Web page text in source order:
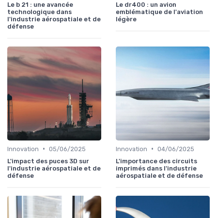
Le b 21 : une avancée
technologique dans
l'industrie aérospatiale et de
défense
Le dr400 : un avion
emblématique de l'aviation
légère
Innovation • 05/06/2025
L'impact des puces 3D sur
l'industrie aérospatiale et de
défense
Innovation • 04/06/2025
L'importance des circuits
imprimés dans l'industrie
aérospatiale et de défense